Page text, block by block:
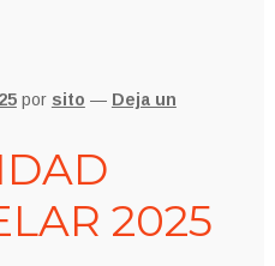
por sito — Deja un
2025